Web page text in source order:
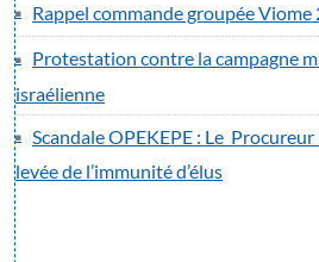
Rappel commande groupée Viome
Protestation contre la campagne
israélienne
Scandale OPEKEPE : Le
levée de l’immunité d’élus